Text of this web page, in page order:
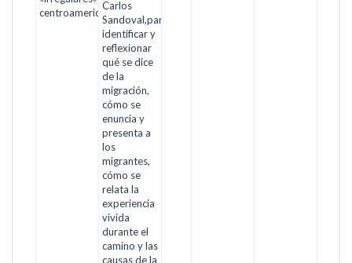
centroamericanas
Carlos
Sandoval,para
identificar y
reflexionar
qué se dice
de la
migración,
cómo se
enuncia y
presenta a
los
migrantes,
cómo se
relata la
experiencia
vivida
durante el
camino y las
causas de la